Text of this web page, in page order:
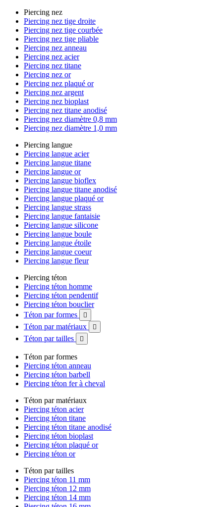
Piercing nez
Piercing nez tige droite
Piercing nez tige courbée
Piercing nez tige pliable
Piercing nez anneau
Piercing nez acier
Piercing nez titane
Piercing nez or
Piercing nez plaqué or
Piercing nez argent
Piercing nez bioplast
Piercing nez titane anodisé
Piercing nez diamètre 0,8 mm
Piercing nez diamètre 1,0 mm
Piercing langue
Piercing langue acier
Piercing langue titane
Piercing langue or
Piercing langue bioflex
Piercing langue titane anodisé
Piercing langue plaqué or
Piercing langue strass
Piercing langue fantaisie
Piercing langue silicone
Piercing langue boule
Piercing langue étoile
Piercing langue coeur
Piercing langue fleur
Piercing téton
Piercing téton homme
Piercing téton pendentif
Piercing téton bouclier
Téton par formes

Téton par matériaux 
Téton par tailles 
Téton par formes
Piercing téton anneau
Piercing téton barbell
Piercing téton fer à cheval
Téton par matériaux
Piercing téton acier
Piercing téton titane
Piercing téton titane anodisé
Piercing téton bioplast
Piercing téton plaqué or
Piercing téton or
Téton par tailles
Piercing téton 11 mm
Piercing téton 12 mm
Piercing téton 14 mm